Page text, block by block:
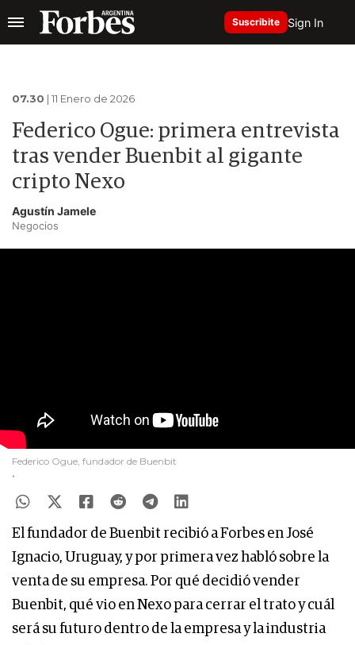
Suscribite Sign In
07.30 | 11 Enero de 2026
Federico Ogue: primera entrevista
tras vender Buenbit al gigante
cripto Nexo
Agustín Jamele
Negocios
Federico Ogue, fundador de Buenbit
.
El fundador de Buenbit recibió a Forbes en José
Ignacio, Uruguay, y por primera vez habló sobre la
venta de su empresa. Por qué decidió vender
Buenbit, qué vio en Nexo para cerrar el trato y cuál
será su futuro dentro de la empresa y la industria